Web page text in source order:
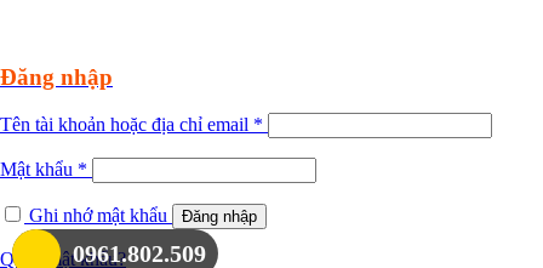
0961.802.509
Đăng nhập
Tên tài khoản hoặc địa chỉ email *
Mật khẩu *
Ghi nhớ mật khẩu Đăng nhập
Quên mật khẩu?